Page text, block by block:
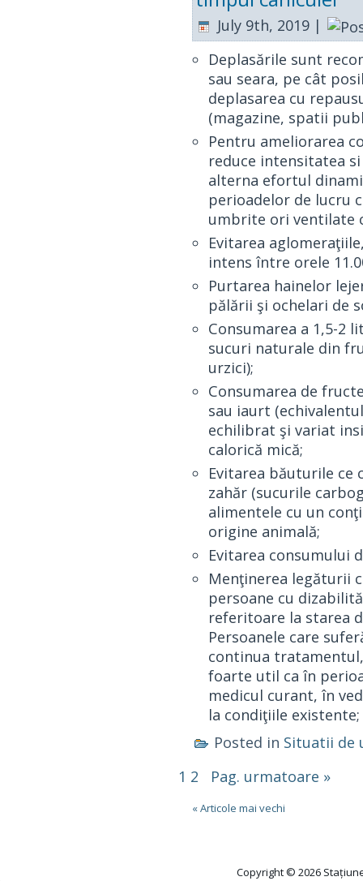
July 9th, 2019 |
Deplasările sunt
sau seara, pe cât
deplasarea cu
(magazine, spatii
Pentru ameliorarea
reduce intensitatea
alterna efortul
perioadelor de lucru
umbrite ori ventilate
Evitarea
intens între orele
Purtarea hainelor
pălării şi ochelari de
Consumarea a 1,5-2
sucuri naturale din
urzici);
Consumarea de
sau iaurt
echilibrat şi variat
calorică mică;
Evitarea băuturile ce
zahăr (sucurile
alimentele cu un
origine animală;
Evitarea consumului
Menţinerea legăturii
persoane cu
referitoare la starea
Persoanele care
continua
foarte util ca în
medicul curant, în
la condiţiile existente;
Posted in Situatii de
1 2 Pag. urmatoare »
« Articole mai vechi
Copyright © 2026